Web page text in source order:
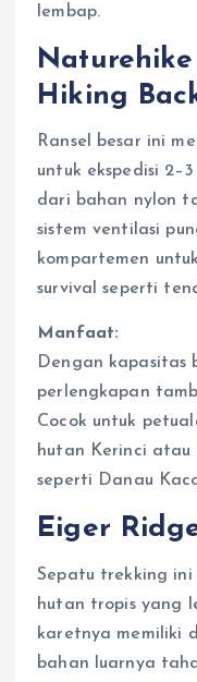
lembap.
Naturehike
Hiking
Ransel besar ini
untuk ekspedisi
dari bahan nylon
sistem ventilasi
kompartemen
survival seperti
Manfaat:
Dengan kapasitas
perlengkapan
Cocok untuk
hutan Kerinci atau
seperti Danau
Eiger
Sepatu trekking ini
hutan tropis yang
karetnya memiliki
bahan luarnya